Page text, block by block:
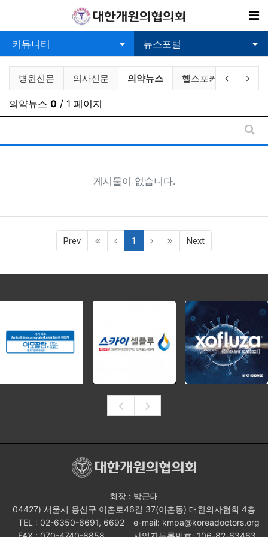
커뮤니티 뉴스포털
의료관련뉴스 분류 목록
병원신문 의사신문 현재 분류
의약뉴스 헬스포커스뉴스이전 분류
다
의약뉴스 0 / 1 페이지
게
게시물이 없습니다.
Prev 1 (current) Next
회장 : 박근태
04427) 서울시 용산구 이촌로46길 37(이촌동) 대한의사협회 4층
TEL : 02-6350-6691, 6692
e-mail: kmpa@koreadoctors.org